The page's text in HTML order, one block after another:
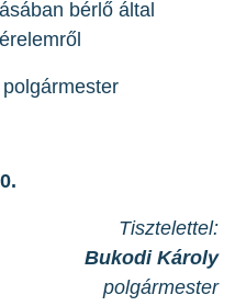
bérlő által
Tisztelettel:
Bukodi Károly
polgármester